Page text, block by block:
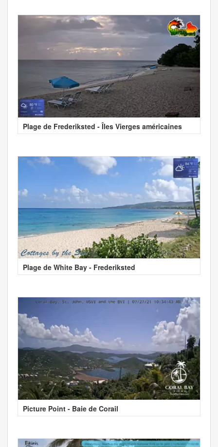
Plage de Frederiksted - Îles Vierges américaines
Plage de White Bay - Frederiksted
Picture Point - Baie de Corail